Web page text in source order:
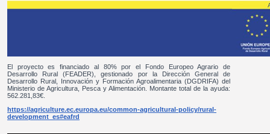
El proyecto es financiado al 80% por el Fondo Europeo Agrario de
Desarrollo Rural (FEADER), gestionado por la Dirección General de
Desarrollo Rural, Innovación y Formación Agroalimentaria (DGDRIFA) del
Ministerio de Agricultura, Pesca y Alimentación. Montante total de la ayuda:
562.281,83€.
https://agriculture.ec.europa.eu/common-agricultural-policy/rural-
development_es#eafrd